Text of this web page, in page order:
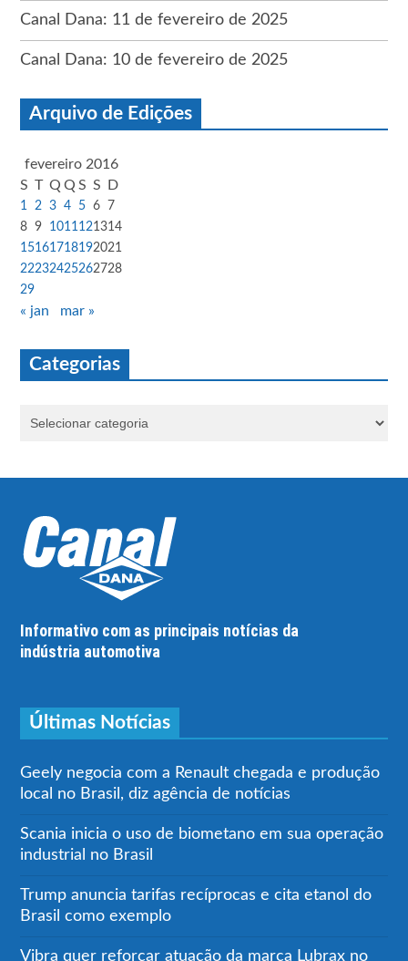
Canal Dana: 11 de fevereiro de 2025
Canal Dana: 10 de fevereiro de 2025
Arquivo de Edições
fevereiro 2016
S T Q Q S S D
1 2 3 4 5 6
7
8 9 1011 121314
15161718192021
22232425262728
29
« jan mar »
Categorias
Informativo com as principais notícias da
indústria automotiva
Últimas Notícias
Geely negocia com a Renault chegada e produção
local no Brasil, diz agência de notícias
Scania inicia o uso de biometano em sua operação
industrial no Brasil
Trump anuncia tarifas recíprocas e cita etanol do
Brasil como exemplo
Vibra quer reforçar atuação da marca Lubrax no